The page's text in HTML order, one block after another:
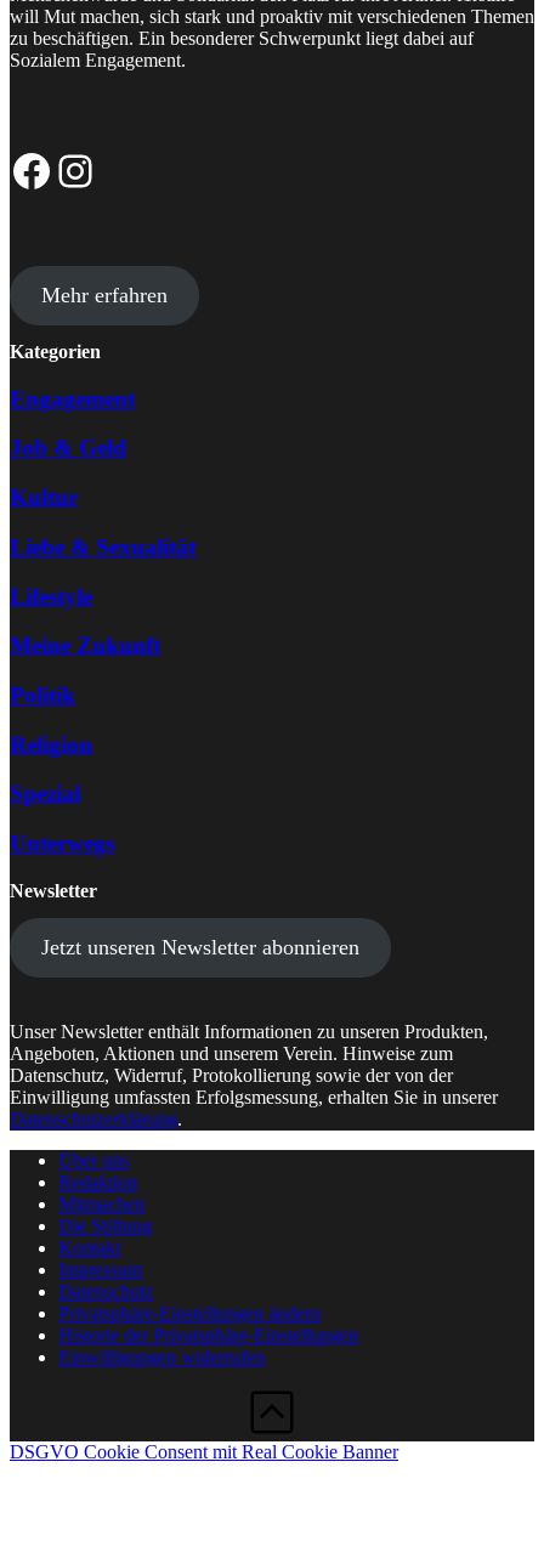
will Mut machen, sich stark und proaktiv mit verschiedenen Themen
zu beschäftigen. Ein besonderer Schwerpunkt liegt dabei auf
Sozialem Engagement.
Facebook-Seite
Instagram-Profil
Mehr erfahren
Kategorien
Engagement
Job & Geld
Kultur
Liebe & Sexualität
Lifestyle
Meine Zukunft
Politik
Religion
Spezial
Unterwegs
Newsletter
Jetzt unseren Newsletter abonnieren
Unser Newsletter enthält Informationen zu unseren Produkten,
Angeboten, Aktionen und unserem Verein. Hinweise zum
Datenschutz, Widerruf, Protokollierung sowie der von der
Einwilligung umfassten Erfolgsmessung, erhalten Sie in unserer
Datenschutzerklärung.
Über uns
Redaktion
Mitmachen
Die Stiftung
Kontakt
Impressum
Datenschutz
Privatsphäre-Einstellungen ändern
Historie der Privatsphäre-Einstellungen
Einwilligungen widerrufen
DSGVO Cookie Consent mit Real Cookie Banner